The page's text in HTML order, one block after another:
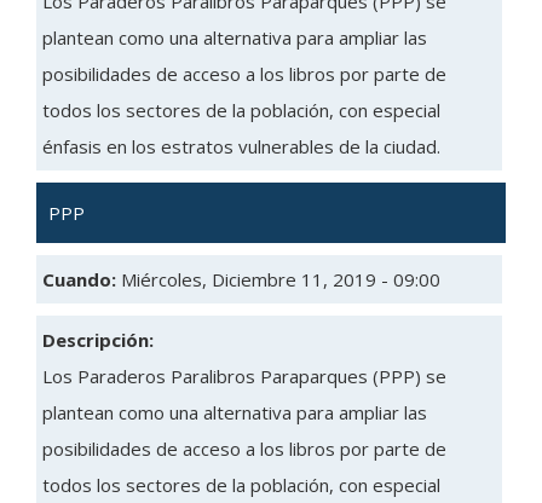
plantean como una alternativa para ampliar las
posibilidades de acceso a los libros por parte de
todos los sectores de la población, con especial
énfasis en los estratos vulnerables de la ciudad.
PPP
Cuando: Miércoles, Diciembre 11, 2019 - 09:00
Descripción:
Los Paraderos Paralibros Paraparques (PPP) se
plantean como una alternativa para ampliar las
posibilidades de acceso a los libros por parte de
todos los sectores de la población, con especial